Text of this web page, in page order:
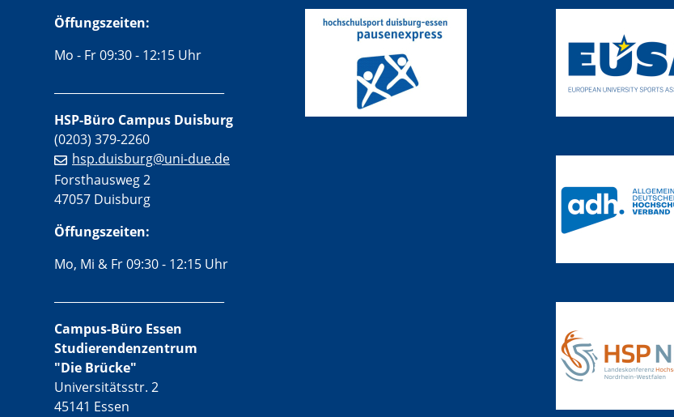
Öffungszeiten:
Mo - Fr 09:30 - 12:15 Uhr
HSP-Büro Campus Duisburg
(0203) 379-2260
hsp.duisburg@uni-due.de
Forsthausweg 2
47057 Duisburg
Öffungszeiten:
Mo, Mi & Fr 09:30 - 12:15 Uhr
Campus-Büro Essen
Studierendenzentrum
"Die Brücke"
Universitätsstr. 2
45141 Essen